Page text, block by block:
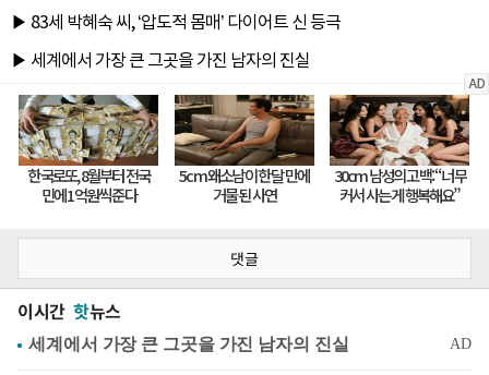
댓글
이시간 핫뉴스